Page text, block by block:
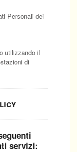
Personali dei
utilizzando il
di
servizi: